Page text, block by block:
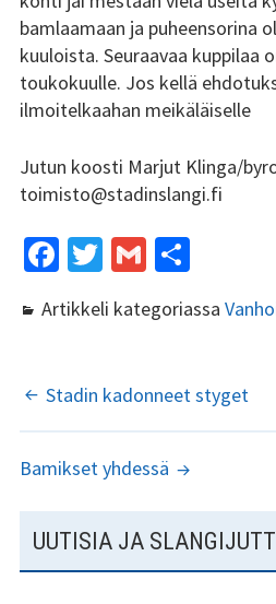
bamlaamaan ja puheensorina
kuuloista. Seuraavaa kuppilaa
toukokuulle. Jos kellä
ilmoitelkaahan meikäläiselle
Jutun koosti Marjut Klinga/
toimisto@stadinslangi.fi
Fa
ce
b
o
k
T
wi
tt
G
ai
S
ar
Artikkeli kategoriassa
ARTIKKELIEN
SELAUS
Stadin kadonneet styget
Bamikset yhdessä
SIVUPALKKI
UUTISIA JA